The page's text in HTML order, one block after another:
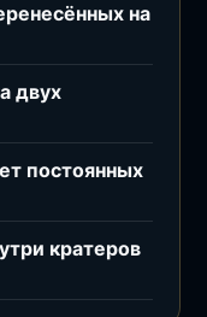
на
двух
постоянных
кратеров